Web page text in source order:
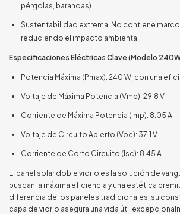
pérgolas, barandas).
Sustentabilidad extrema: No contiene marco
reduciendo el impacto ambiental.
Especificaciones Eléctricas Clave (Modelo
Potencia Máxima (Pmax): 240 W, con una
Voltaje de Máxima Potencia (Vmp): 29.8 V.
Corriente de Máxima Potencia (Imp): 8.05 A.
Voltaje de Circuito Abierto (Voc): 37.1 V.
Corriente de Corto Circuito (Isc): 8.45 A.
El panel solar doble vidrio es la solución de
buscan la máxima eficiencia y una estética
diferencia de los paneles tradicionales, su
capa de vidrio asegura una vida útil